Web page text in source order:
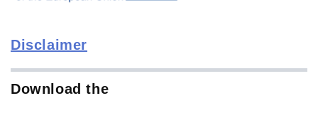
Disclaimer
Download the